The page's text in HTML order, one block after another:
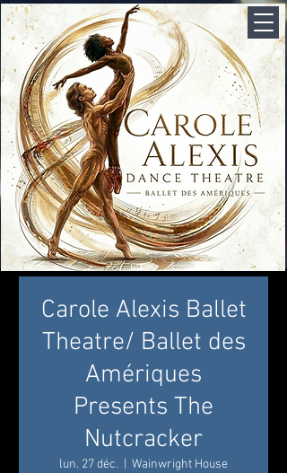
Carole Alexis Ballet
Theatre/ Ballet des
Amériques
Presents The
Nutcracker
lun. 27 déc. Wainwright House